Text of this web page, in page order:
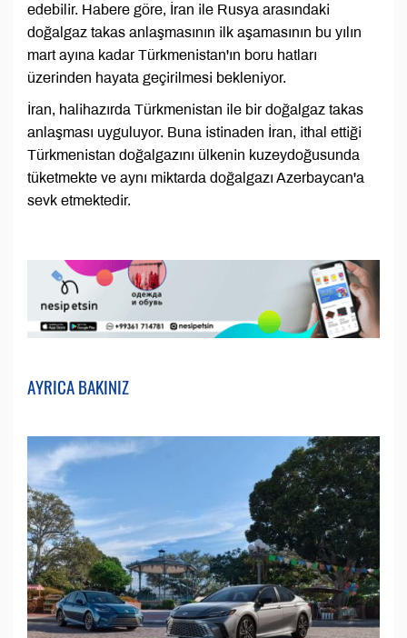
edebilir. Habere göre, İran ile Rusya arasındaki
doğalgaz takas anlaşmasının ilk aşamasının bu yılın
mart ayına kadar Türkmenistan'ın boru hatları
üzerinden hayata geçirilmesi bekleniyor.
İran, halihazırda Türkmenistan ile bir doğalgaz takas
anlaşması uyguluyor. Buna istinaden İran, ithal ettiği
Türkmenistan doğalgazını ülkenin kuzeydoğusunda
tüketmekte ve aynı miktarda doğalgazı Azerbaycan'a
sevk etmektedir.
AYRICA BAKINIZ